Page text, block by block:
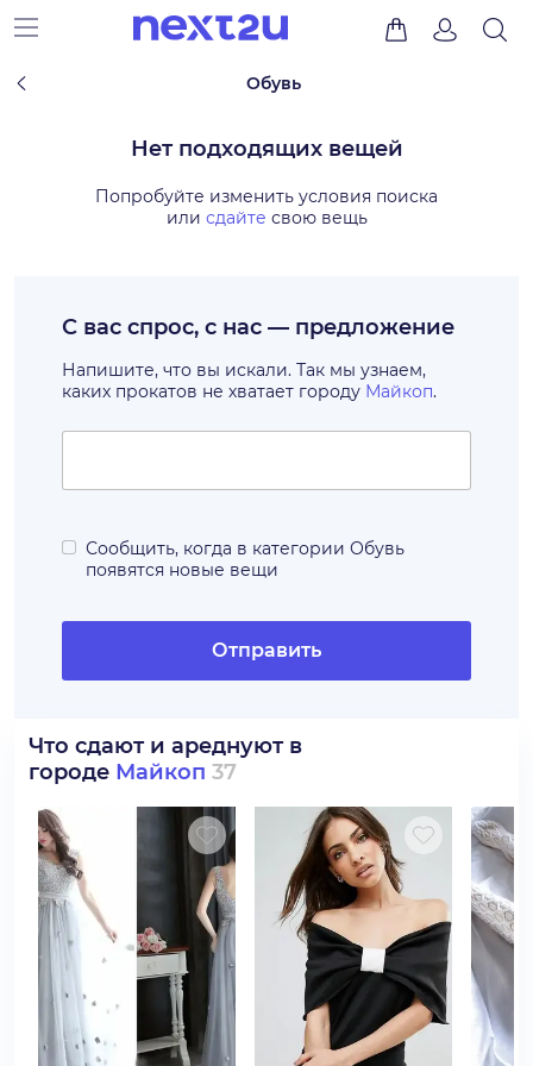
Обувь
Нет подходящих вещей
Попробуйте изменить условия поиска
или сдайте свою вещь
С вас спрос, с нас — предложение
Напишите, что вы искали. Так мы узнаем,
каких прокатов не хватает городу Майкоп.
Сообщить, когда в категории Обувь
появятся новые вещи
Отправить
Что сдают и ареднуют в
городе Майкоп 37